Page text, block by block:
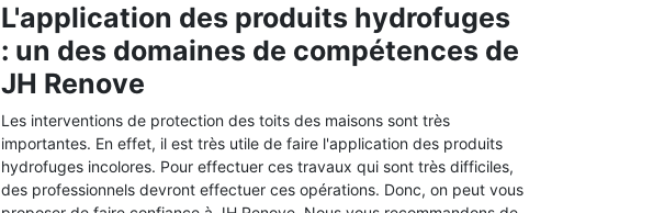
L'application des produits hydrofuges
: un des domaines de compétences de
JH Renove
Les interventions de protection des toits des maisons sont très
importantes. En effet, il est très utile de faire l'application des produits
hydrofuges incolores. Pour effectuer ces travaux qui sont très difficiles,
des professionnels devront effectuer ces opérations. Donc, on peut vous